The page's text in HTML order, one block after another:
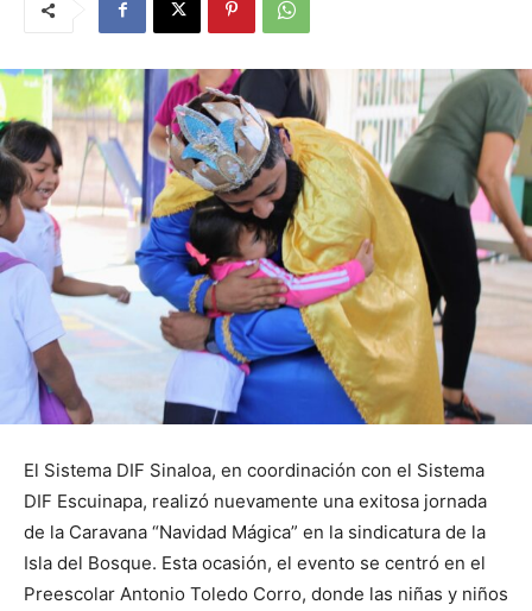
El Sistema DIF Sinaloa, en coordinación con el Sistema
DIF Escuinapa, realizó nuevamente una exitosa jornada
de la Caravana “Navidad Mágica” en la sindicatura de la
Isla del Bosque. Esta ocasión, el evento se centró en el
Preescolar Antonio Toledo Corro, donde las niñas y niños